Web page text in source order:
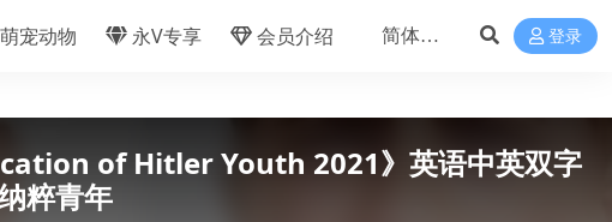
萌宠动物 永V专享 会员介绍 登录
of Hitler Youth 2021》英语中英双字
粹青年